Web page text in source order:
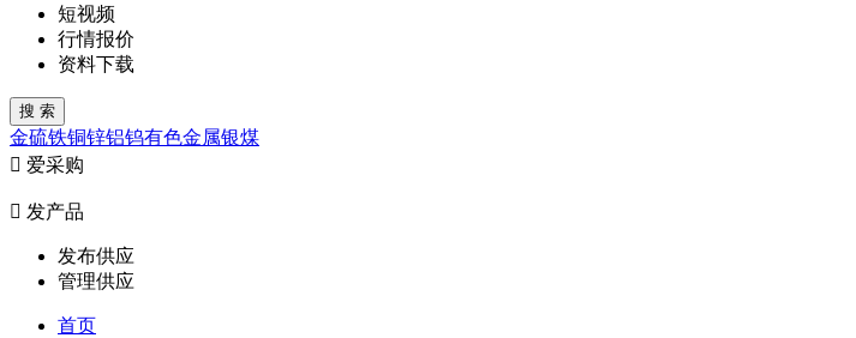
短视频
行情报价
资料下载
金硫铁铜锌铝钨有色金属银煤
 爱采购
 发产品
发布供应
管理供应
首页